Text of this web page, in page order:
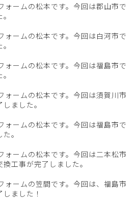
ォームの松本です。今回は郡山市で
ォームの松本です。今回は白河市で
ォームの松本です。今回は福島市で
ォームの松本です。今回は須賀川市
ました。
ォームの松本です。今回は福島市で
。
ォームの松本です。今回は二本松市
工事が完了しました。
ォームの笠間です。今回は、福島市
ました！